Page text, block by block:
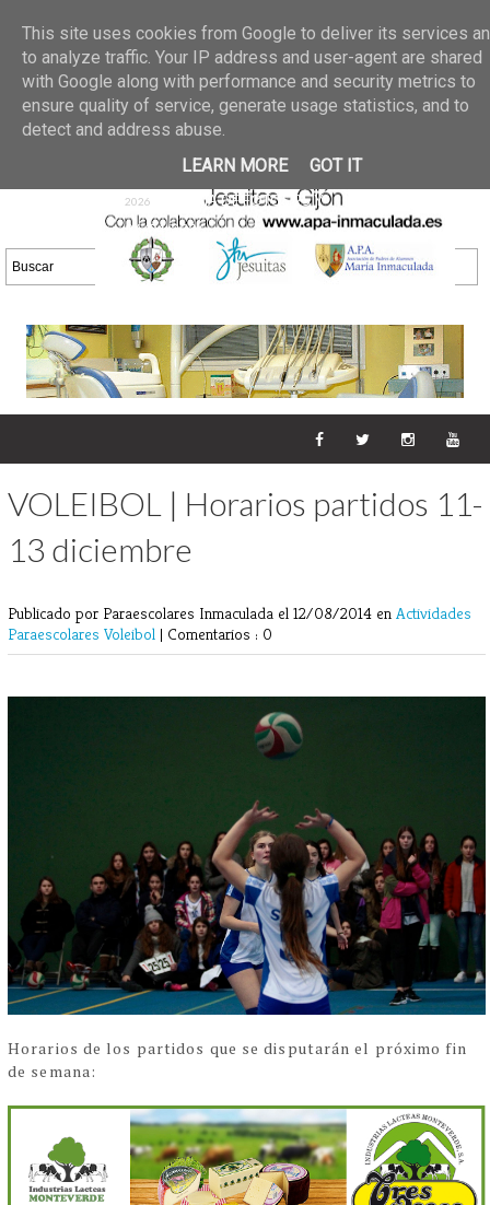
02 jun 2026
GALERIA DE FOTOS
30/05/2026
25 may 2026
GALERIA
DE FOTOS 23/05/2026
20 may
2026
GALERIA DE FOTOS
16/05/2026
DE FOTOS 09/05/2026
28 abr
2026
GALERIA DE FOTOS 25 Y
26/04/2026
VOLEIBOL | Horarios partidos 11-
13 diciembre
Publicado por Paraescolares Inmaculada el 12/08/2014 en Actividades
Paraescolares Voleibol | Comentarios : 0
Horarios de los partidos que se disputarán el próximo fin
de semana:
This site uses cookies from Google to deliver its services
to analyze traffic. Your IP address and user-agent are shared
with Google along with performance and security metrics to
ensure quality of service, generate usage statistics, and to
detect and address abuse.
LEARN MORE
GOT IT